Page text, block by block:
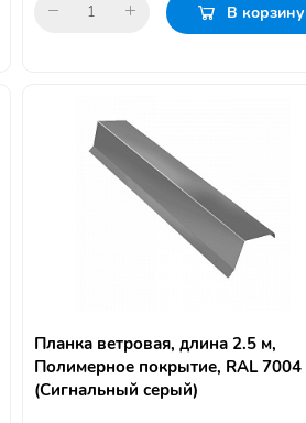
В корзину
Планка ветровая, длина 2.5 м,
Полимерное покрытие, RAL 7004
(Сигнальный серый)